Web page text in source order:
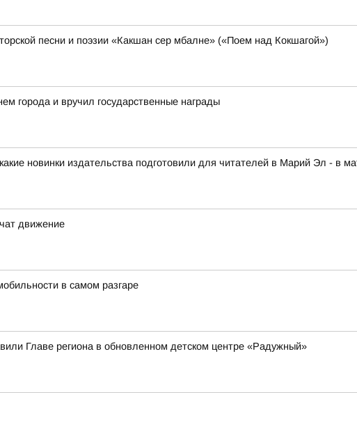
песни и поэзии «Какшан сер мбалне» («Поем над Кокшагой»)
города и вручил государственные награды
новинки издательства подготовили для читателей в Марий Эл - в
движение
в самом разгаре
Главе региона в обновленном детском центре «Радужный»